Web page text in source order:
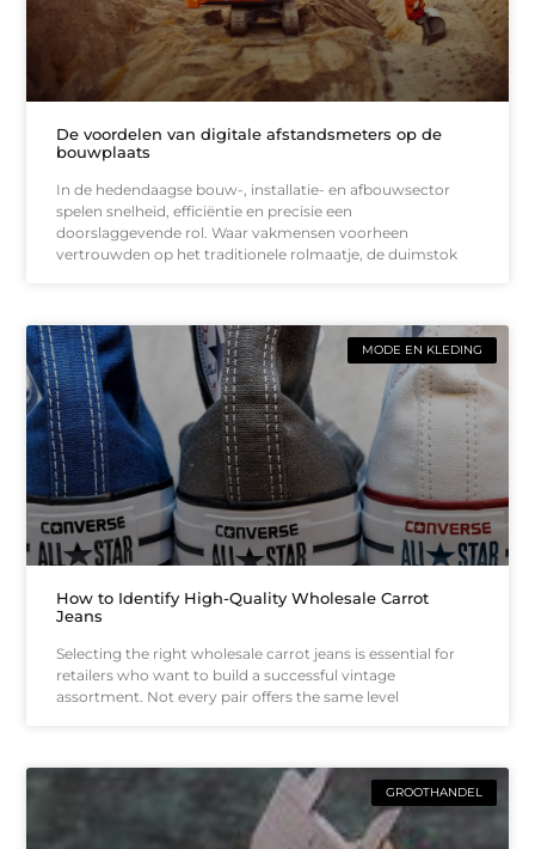
De voordelen van digitale afstandsmeters op de
bouwplaats
In de hedendaagse bouw-, installatie- en afbouwsector
spelen snelheid, efficiëntie en precisie een
doorslaggevende rol. Waar vakmensen voorheen
vertrouwden op het traditionele rolmaatje, de duimstok
MODE EN KLEDING
How to Identify High-Quality Wholesale Carrot
Jeans
Selecting the right wholesale carrot jeans is essential for
retailers who want to build a successful vintage
assortment. Not every pair offers the same level
GROOTHANDEL